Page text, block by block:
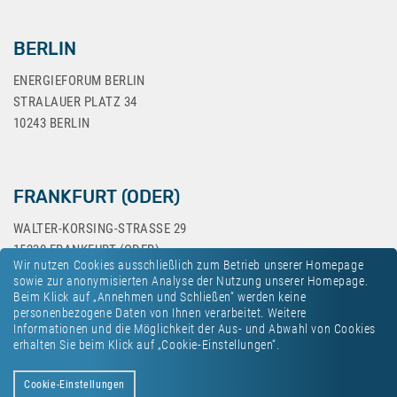
Wir nutzen Cookies ausschließlich zum Betrieb unserer Homepage
sowie zur anonymisierten Analyse der Nutzung unserer Homepage.
Beim Klick auf „Annehmen und Schließen“ werden keine
personenbezogene Daten von Ihnen verarbeitet. Weitere
Informationen und die Möglichkeit der Aus- und Abwahl von Cookies
erhalten Sie beim Klick auf „Cookie-Einstellungen“.
Cookie-Einstellungen
BERLIN
ENERGIEFORUM BERLIN
STRALAUER PLATZ 34
10243 BERLIN
FRANKFURT (ODER)
WALTER-KORSING-STRASSE 29
15230 FRANKFURT (ODER)